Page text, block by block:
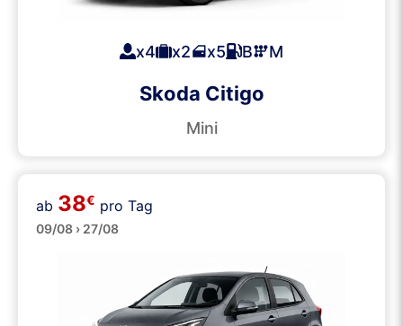
x4 x2 x5 B M
Skoda Citigo
Mini
Klein
ab 38€ pro Tag
09/08 › 27/08